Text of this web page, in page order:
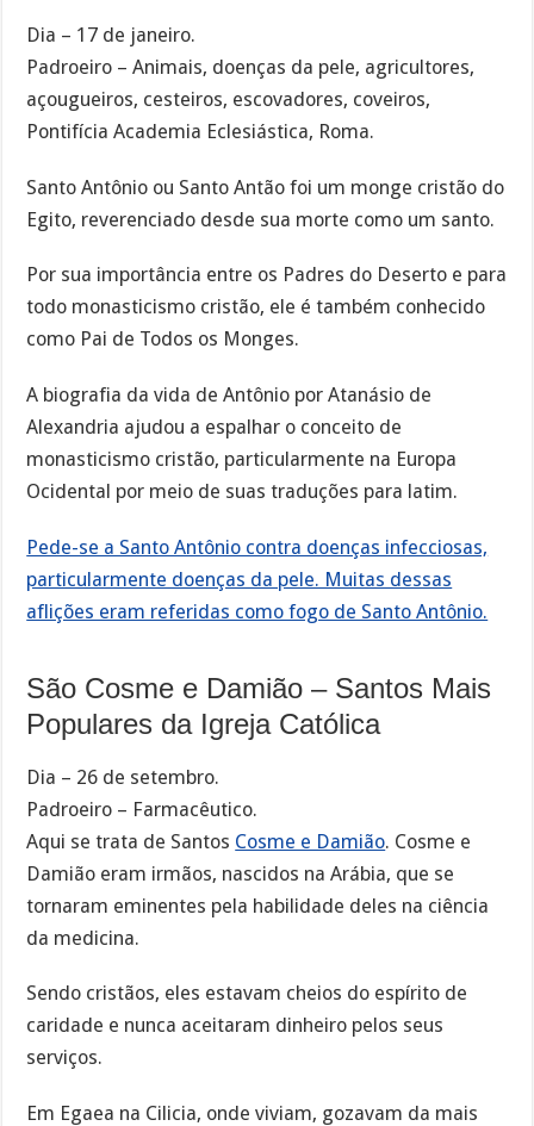
Dia – 17 de janeiro.
Padroeiro – Animais, doenças da pele, agricultores,
açougueiros, cesteiros, escovadores, coveiros,
Pontifícia Academia Eclesiástica, Roma.
Santo Antônio ou Santo Antão foi um monge cristão do
Egito, reverenciado desde sua morte como um santo.
Por sua importância entre os Padres do Deserto e para
todo monasticismo cristão, ele é também conhecido
como Pai de Todos os Monges.
A biografia da vida de Antônio por Atanásio de
Alexandria ajudou a espalhar o conceito de
monasticismo cristão, particularmente na Europa
Ocidental por meio de suas traduções para latim.
Pede-se a Santo Antônio contra doenças infecciosas,
particularmente doenças da pele. Muitas dessas
aflições eram referidas como fogo de Santo Antônio.
São Cosme e Damião – Santos Mais
Populares da Igreja Católica
Dia – 26 de setembro.
Padroeiro – Farmacêutico.
Aqui se trata de Santos Cosme e Damião. Cosme e
Damião eram irmãos, nascidos na Arábia, que se
tornaram eminentes pela habilidade deles na ciência
da medicina.
Sendo cristãos, eles estavam cheios do espírito de
caridade e nunca aceitaram dinheiro pelos seus
serviços.
Em Egaea na Cilicia, onde viviam, gozavam da mais